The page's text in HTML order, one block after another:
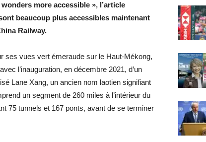
more accessible », l’article
beaucoup plus accessibles maintenant
Railway.
ses vues vert émeraude sur le Haut-Mékong,
l’inauguration, en décembre 2021, d’un
Lane Xang, un ancien nom laotien signifiant
un segment de 260 miles à l’intérieur du
75 tunnels et 167 ponts, avant de se terminer